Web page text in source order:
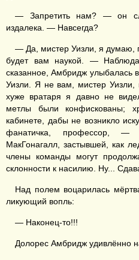
— Запретить нам? — он
издалека. — Навсегда?
— Да, мистер Уизли, я думаю,
будет вам наукой. —
сказанное, Амбридж улыбалась
Уизли. Я не вам, мистер Уизли,
хуже вратаря я давно не
метлы были конфискованы;
кабинете, дабы не возникло
фанатичка, профессор, —
МакГонагалл, застывшей, как
члены команды могут
склонности к насилию. Ну...
Над полем воцарилась
ликующий вопль:
— Наконец-то!!!
Долорес Амбридж удивлённо